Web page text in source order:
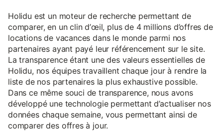
Holidu est un moteur de recherche permettant de
comparer, en un clin d’œil, plus de 4 millions d’offres de
locations de vacances dans le monde parmi nos
partenaires ayant payé leur référencement sur le site.
La transparence étant une des valeurs essentielles de
Holidu, nos équipes travaillent chaque jour à rendre la
liste de nos partenaires la plus exhaustive possible.
Dans ce même souci de transparence, nous avons
développé une technologie permettant d’actualiser nos
données chaque semaine, vous permettant ainsi de
comparer des offres à jour.